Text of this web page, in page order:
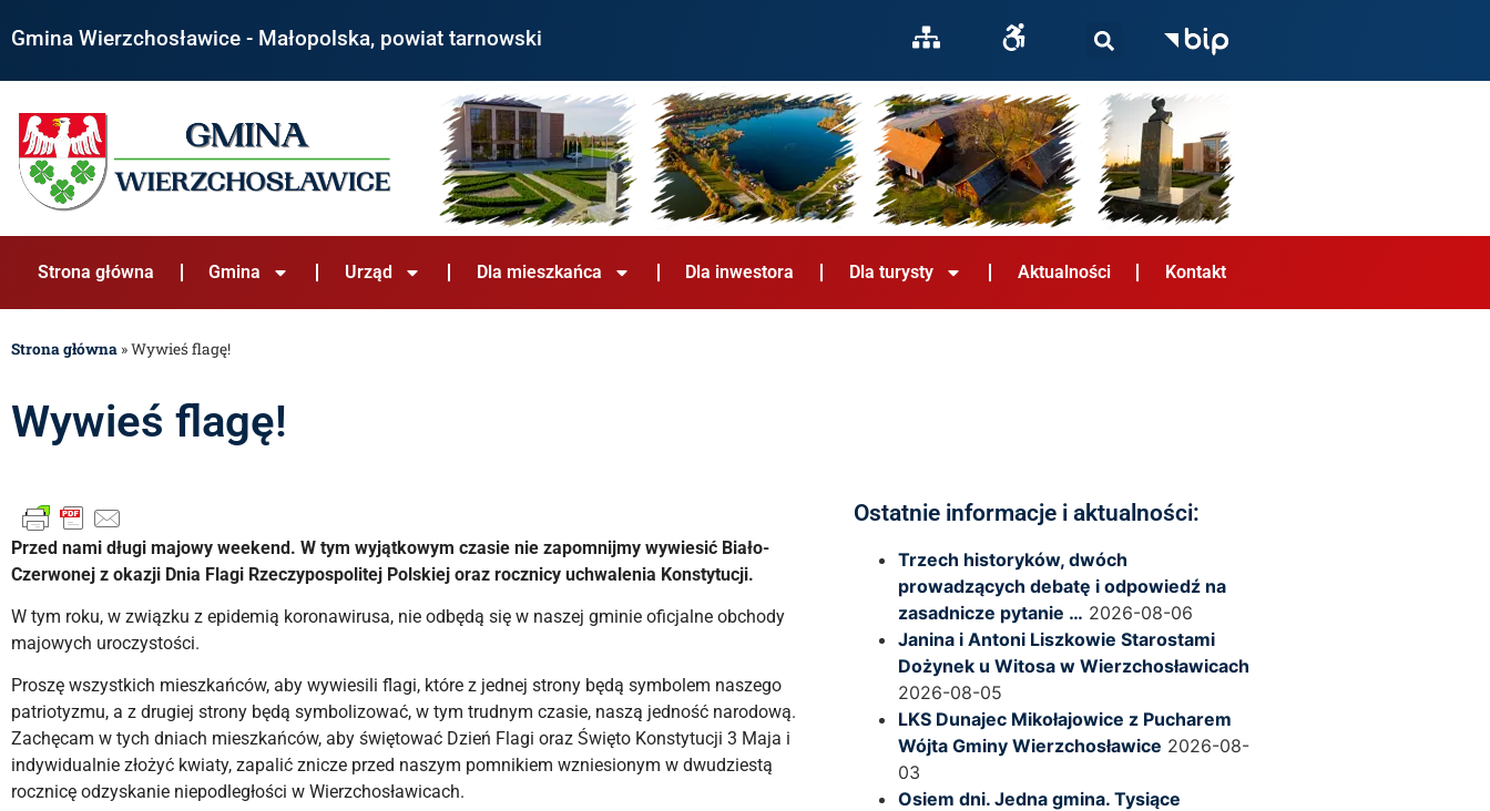
Gmina Wierzchosławice - Małopolska, powiat tarnowski
Strona główna Gmina Urząd Dla mieszkańca Dla inwestora Dla turysty Aktualności Kontakt
Strona główna »Wywieś flagę!
Wywieś flagę!
Przed nami długi majowy weekend. W tym wyjątkowym czasie nie zapomnijmy wywiesić Biało-
Czerwonej z okazji Dnia Flagi Rzeczypospolitej Polskiej oraz rocznicy uchwalenia Konstytucji.
W tym roku, w związku z epidemią koronawirusa, nie odbędą się w naszej gminie oficjalne obchody
majowych uroczystości.
Proszę wszystkich mieszkańców, aby wywiesili flagi, które z jednej strony będą symbolem naszego
patriotyzmu, a z drugiej strony będą symbolizować, w tym trudnym czasie, naszą jedność narodową.
Zachęcam w tych dniach mieszkańców, aby świętować Dzień Flagi oraz Święto Konstytucji 3 Maja i
indywidualnie złożyć kwiaty, zapalić znicze przed naszym pomnikiem wzniesionym w dwudziestą
rocznicę odzyskanie niepodległości w Wierzchosławicach.
Ostatnie informacje i aktualności:
Trzech historyków, dwóch
prowadzących debatę i odpowiedź na
zasadnicze pytanie … 2026-08-06
Janina i Antoni Liszkowie Starostami
Dożynek u Witosa w Wierzchosławicach
2026-08-05
LKS Dunajec Mikołajowice z Pucharem
Wójta Gminy Wierzchosławice 2026-08-
03
Osiem dni. Jedna gmina. Tysiące